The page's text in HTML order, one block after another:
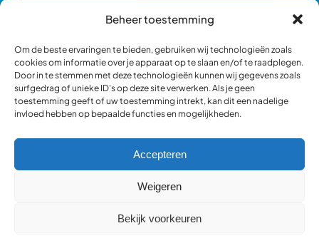
Beheer toestemming
Om de beste ervaringen te bieden, gebruiken wij technologieën zoals
cookies om informatie over je apparaat op te slaan en/of te raadplegen.
Door in te stemmen met deze technologieën kunnen wij gegevens zoals
surfgedrag of unieke ID's op deze site verwerken. Als je geen
toestemming geeft of uw toestemming intrekt, kan dit een nadelige
invloed hebben op bepaalde functies en mogelijkheden.
Accepteren
Weigeren
Bekijk voorkeuren
Ons team
Blik in de werkplaats
Webshop occasions